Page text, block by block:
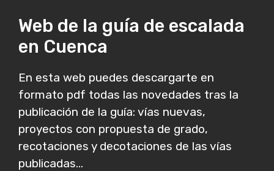
Web de la guía de escalada
en Cuenca
En esta web puedes descargarte en
formato pdf todas las novedades tras la
publicación de la guía: vías nuevas,
proyectos con propuesta de grado,
recotaciones y decotaciones de las vías
publicadas...